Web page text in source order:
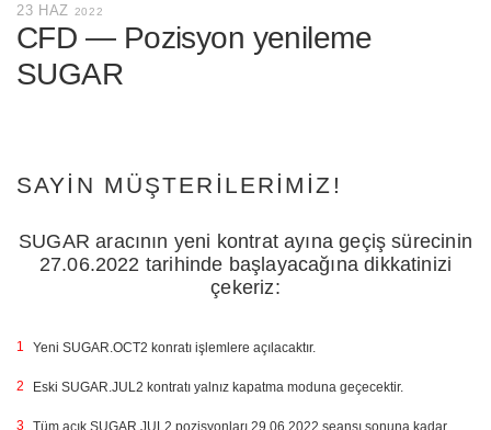
23 HAZ 2022
CFD — Pozisyon yenileme
SUGAR
SAYIN MÜŞTERILERIMIZ!
SUGAR aracının yeni kontrat ayına geçiş sürecinin
27.06.2022 tarihinde başlayacağına dikkatinizi
çekeriz:
Yeni SUGAR.OCT2 konratı işlemlere açılacaktır.
Eski SUGAR.JUL2 kontratı yalnız kapatma moduna geçecektir.
Tüm açık SUGAR.JUL2 pozisyonları 29.06.2022 seansı sonuna kadar